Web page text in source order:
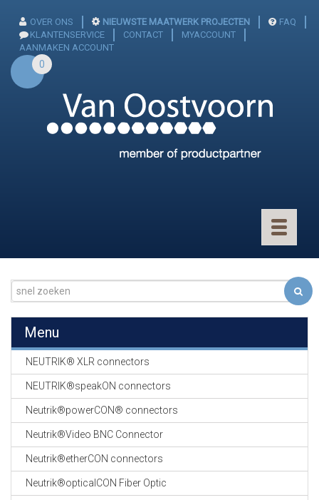
OVER ONS NIEUWSTE MAATWERK PROJECTEN
FAQ
KLANTENSERVICE
CONTACT
MYACCOUNT
AANMAKEN ACCOUNT
0
Toggle
GEVLOCHTEN KOUS
EN
KRIMP KOUS
KOPER KABEL
OP ROL
OCC OPTICAL
FIBER CABLE
Menu
NEUTRIK® XLR connectors
NEUTRIK®speakON connectors
Neutrik®powerCON® connectors
Neutrik®Video BNC Connector
Neutrik®etherCON connectors
Neutrik®opticalCON Fiber Optic